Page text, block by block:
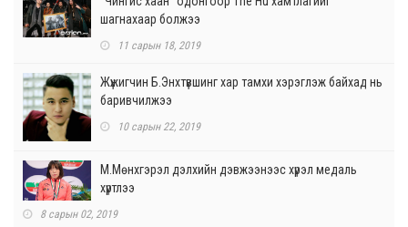
шагнахаар болжээ
11 сарын 18, 2019
Жүжигчин Б.Энхтүвшинг хар тамхи хэрэглэж байхад нь
баривчилжээ
10 сарын 22, 2019
М.Мөнхгэрэл дэлхийн дэвжээнээс хүрэл медаль
хүртлээ
8 сарын 02, 2019